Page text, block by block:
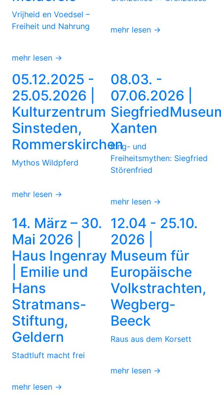
Vrijheid en Voedsel –
Freiheit und Nahrung
mehr lesen →
mehr lesen →
05.12.2025 -
25.05.2026 |
Kulturzentrum
Sinsteden,
Rommerskirchen
Mythos Wildpferd
mehr lesen →
08.03. -
07.06.2026 |
Xanten
Ring- und
Freiheitsmythen: Siegfried
Störenfried
mehr lesen →
14. März – 30.
Mai 2026 |
Haus Ingenray
| Emilie und
Hans
Stratmans-
Stiftung,
Geldern
Stadtluft macht frei
mehr lesen →
12.04 - 25.10.
2026 |
Museum für
Europäische
Volkstrachten,
Wegberg-
Beeck
Raus aus dem Korsett
mehr lesen →